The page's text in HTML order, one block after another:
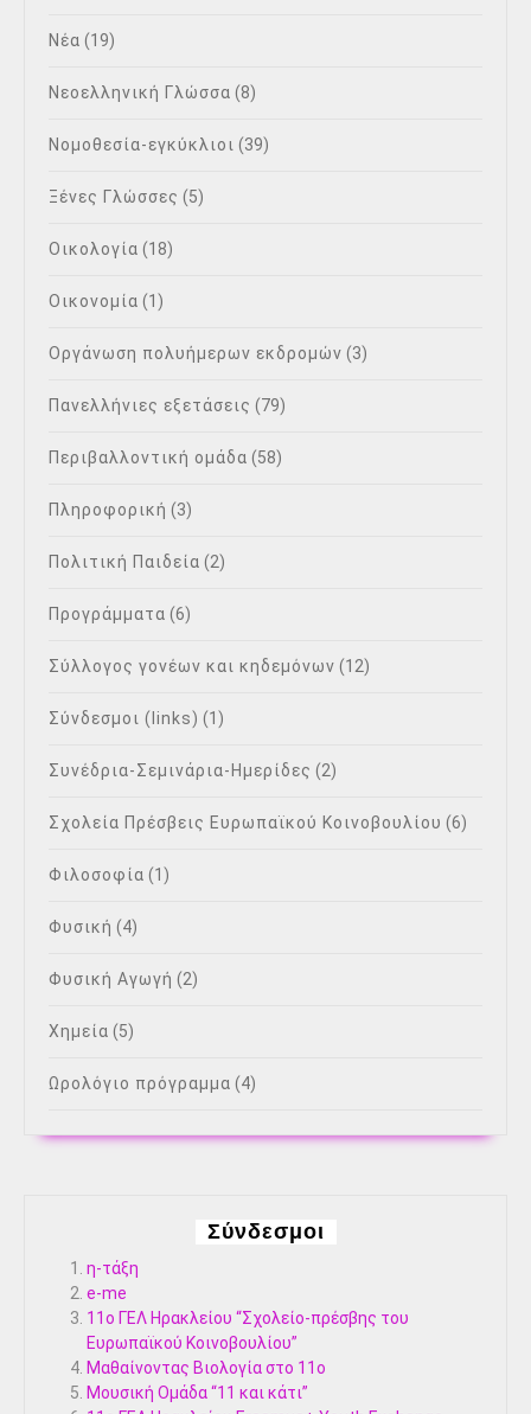
Νέα (19)
Νεοελληνική Γλώσσα (8)
Νομοθεσία-εγκύκλιοι (39)
Ξένες Γλώσσες (5)
Οικολογία (18)
Οικονομία (1)
Οργάνωση πολυήμερων εκδρομών (3)
Πανελλήνιες εξετάσεις (79)
Περιβαλλοντική ομάδα (58)
Πληροφορική (3)
Πολιτική Παιδεία (2)
Προγράμματα (6)
Σύλλογος γονέων και κηδεμόνων (12)
Σύνδεσμοι (links) (1)
Συνέδρια-Σεμινάρια-Ημερίδες (2)
Σχολεία Πρέσβεις Ευρωπαϊκού Κοινοβουλίου (6)
Φιλοσοφία (1)
Φυσική (4)
Φυσική Αγωγή (2)
Χημεία (5)
Ωρολόγιο πρόγραμμα (4)
Σύνδεσμοι
η-τάξη
e-me
11ο ΓΕΛ Ηρακλείου “Σχολείο-πρέσβης του
Ευρωπαϊκού Κοινοβουλίου”
Μαθαίνοντας Βιολογία στο 11ο
Μουσική Ομάδα “11 και κάτι”